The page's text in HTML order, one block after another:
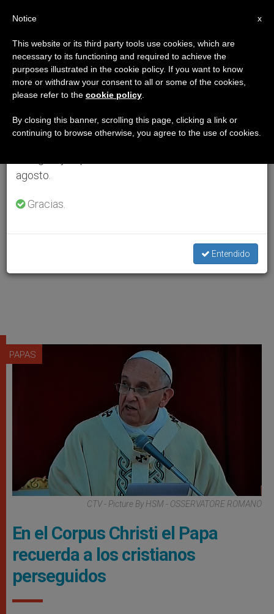
PAPAS
CTV - Picture By HSM - OSSERVATORE ROMANO
En el Corpus Christi el Papa
recuerda a los cristianos
perseguidos
×
Aviso importante
Del 27 de julio al 7 de agosto haremos la pausa
anual, aprovechando que en el periodo de verano
se generan menos informaciones y también el
agosto.
Gracias.
Entendido
x
Notice
This website or its third party tools use cookies, which are
necessary to its functioning and required to achieve the
purposes illustrated in the cookie policy. If you want to know
more or withdraw your consent to all or some of the cookies,
please refer to the cookie policy
By closing this banner, scrolling this page, clicking a link or
continuing to browse otherwise, you agree to the use of cookies.